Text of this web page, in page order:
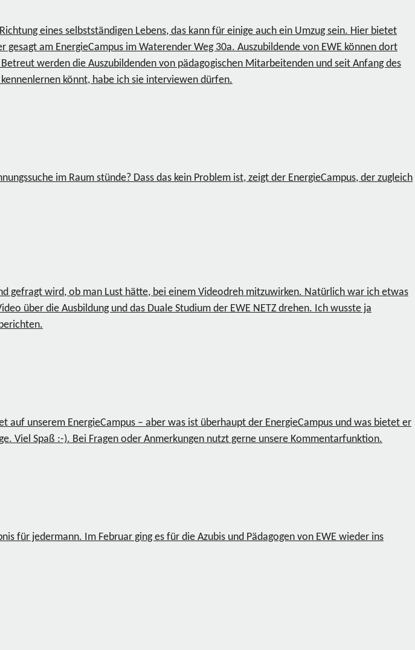
eines selbstständigen Lebens, das kann für einige auch ein Umzug sein. Hier bietet
am EnergieCampus im Waterender Weg 30a. Auszubildende von EWE können dort
werden die Auszubildenden von pädagogischen Mitarbeitenden und seit Anfang des
könnt, habe ich sie interviewen dürfen.
im Raum stünde? Dass das kein Problem ist, zeigt der EnergieCampus, der zugleich
gefragt wird, ob man Lust hätte, bei einem Videodreh mitzuwirken. Natürlich war ich etwas
über die Ausbildung und das Duale Studium der EWE NETZ drehen. Ich wusste ja
unserem EnergieCampus – aber was ist überhaupt der EnergieCampus und was bietet er
Viel Spaß :-). Bei Fragen oder Anmerkungen nutzt gerne unsere Kommentarfunktion.
für jedermann. Im Februar ging es für die Azubis und Pädagogen von EWE wieder ins